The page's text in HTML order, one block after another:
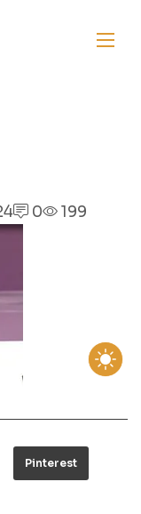
0 199
Pinterest